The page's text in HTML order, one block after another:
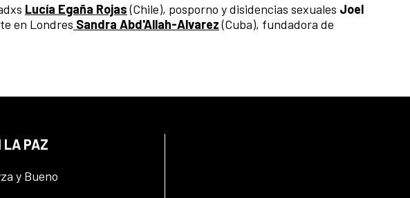
Lucía Egaña Rojas(Chile), posporno y disidencias sexuales Joel
en Londres Sandra Abd'Allah-Alvarez(Cuba), fundadora de
LA PAZ
y Bueno